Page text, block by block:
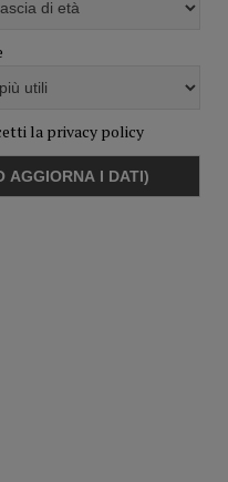
la privacy policy